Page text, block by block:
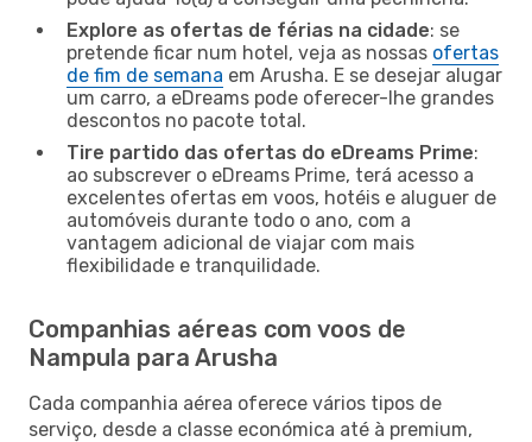
Explore as ofertas de férias na cidade: se
pretende ficar num hotel, veja as nossas ofertas
de fim de semana em Arusha. E se desejar alugar
um carro, a eDreams pode oferecer-lhe grandes
descontos no pacote total.
Tire partido das ofertas do eDreams Prime:
ao subscrever o eDreams Prime, terá acesso a
excelentes ofertas em voos, hotéis e aluguer de
automóveis durante todo o ano, com a
vantagem adicional de viajar com mais
flexibilidade e tranquilidade.
Companhias aéreas com voos de
Nampula para Arusha
Cada companhia aérea oferece vários tipos de
serviço, desde a classe económica até à premium,